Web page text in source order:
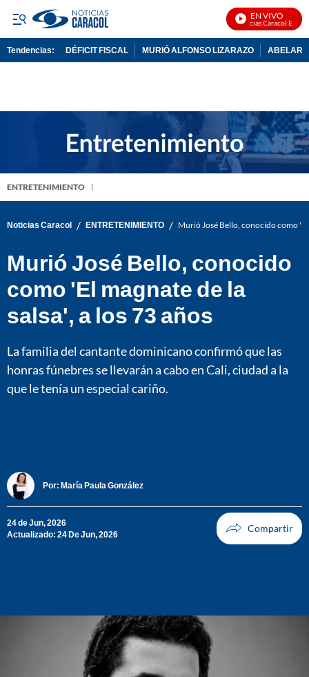
EN VIVO
Noticias Caracol En Vivo
Tendencias: DÉFICIT FISCAL MURIÓ ALFONSO LIZARAZO
ENTRETENIMIENTO
Noticias Caracol / ENTRETENIMIENTO / Murió José Bello, conocido como 'El
Murió José Bello, conocido
como 'El magnate de la
salsa', a los 73 años
La familia del cantante dominicano confirmó que las
honras fúnebres se llevarán a cabo en Cali, ciudad a la
que le tenía un especial cariño.
Por: María Paula González
24 de Jun, 2026
Actualizado: 24 De Jun, 2026